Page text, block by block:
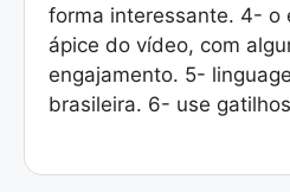
forma interessante. 4- o
ápice do vídeo, com
engajamento. 5-
brasileira. 6- use